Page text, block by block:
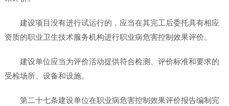
建设项目没有进行试运行的，应当在其完工后委托具有相应
资质的职业卫生技术服务机构进行职业病危害控制效果评价。
建设单位应当为评价活动提供符合检测、评价标准和要求的
受检场所、设备和设施。
第二十七条建设单位在职业病危害控制效果评价报告编制完